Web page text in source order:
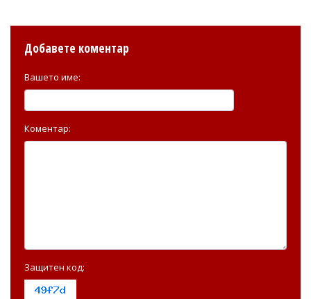
Добавете коментар
Вашето име:
Коментар:
Защитен код: